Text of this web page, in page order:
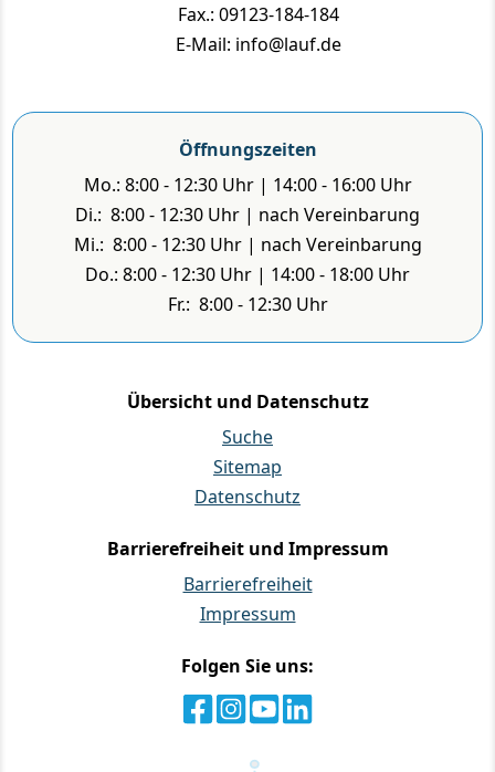
Fax.: 09123-184-184
E-Mail: info@lauf.de
Öffnungszeiten
Mo.: 8:00 - 12:30 Uhr | 14:00 - 16:00 Uhr
Di.: 8:00 - 12:30 Uhr | nach Vereinbarung
Mi.: 8:00 - 12:30 Uhr | nach Vereinbarung
Do.: 8:00 - 12:30 Uhr | 14:00 - 18:00 Uhr
Fr.: 8:00 - 12:30 Uhr
Übersicht und Datenschutz
Suche
Sitemap
Datenschutz
Barrierefreiheit und Impressum
Barrierefreiheit
Impressum
Folgen Sie uns: